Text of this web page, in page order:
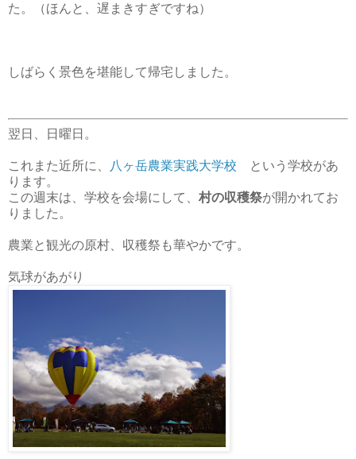
た。（ほんと、遅まきすぎですね）
しばらく景色を堪能して帰宅しました。
翌日、日曜日。
これまた近所に、 八ヶ岳農業実践大学校 という学校があ
ります。
この週末は、学校を会場にして、 村の収穫祭が開かれてお
りました。
農業と観光の原村、収穫祭も華やかです。
気球があがり